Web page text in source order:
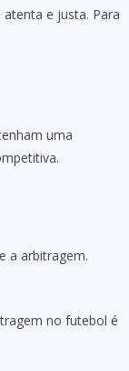
e justa. Para
uma
a arbitragem.
no futebol é